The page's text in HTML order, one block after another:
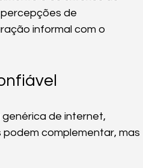
percepções de
informal com o
de internet,
complementar, mas